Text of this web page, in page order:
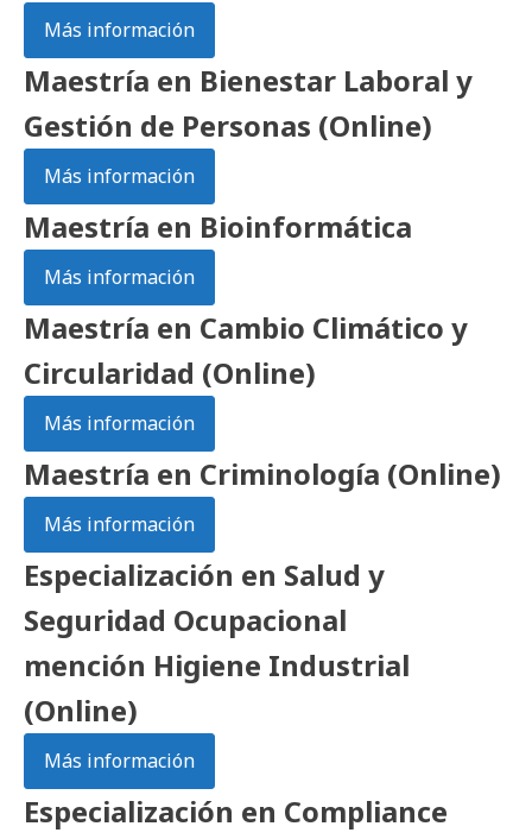
Más información
Maestría en Bienestar Laboral y
Gestión de Personas (Online)
Más información
Maestría en Bioinformática
Más información
Maestría en Cambio Climático y
Circularidad (Online)
Más información
Maestría en Criminología (Online)
Más información
Especialización en Salud y
Seguridad Ocupacional
mención Higiene Industrial
(Online)
Más información
Especialización en Compliance